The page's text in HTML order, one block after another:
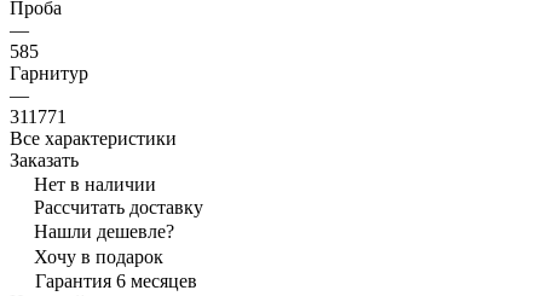
Проба
—
585
Гарнитур
—
311771
Все характеристики
Заказать
Нет в наличии
Рассчитать доставку
Нашли дешевле?
Хочу в подарок
Гарантия 6 месяцев